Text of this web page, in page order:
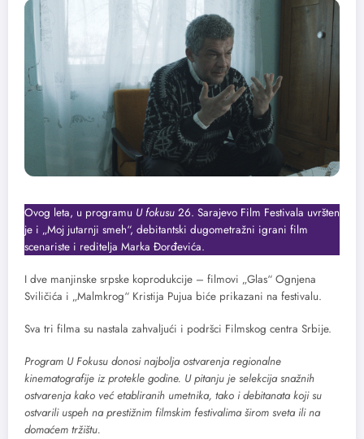
Ovog leta, u programu U fokusu 26. Sarajevo Film Festivala uvršten
je i „Moj jutarnji smeh“, debitantski dugometražni igrani film
scenariste i reditelja Marka Đorđevića.
I dve manjinske srpske koprodukcije – filmovi „Glas“ Ognjena
Sviličića i „Malmkrog“ Kristija Pujua biće prikazani na festivalu.
Sva tri filma su nastala zahvaljući i podršci Filmskog centra Srbije.
Program U Fokusu donosi najbolja ostvarenja regionalne
kinematografije iz protekle godine. U pitanju je selekcija snažnih
ostvarenja kako već etabliranih umetnika, tako i debitanata koji su
ostvarili uspeh na prestižnim filmskim festivalima širom sveta ili na
domaćem tržištu.